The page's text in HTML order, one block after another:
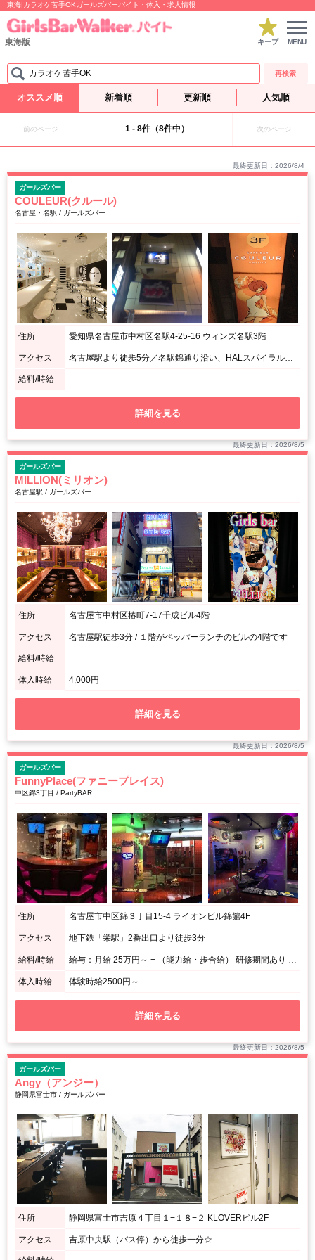
東海|カラオケ苦手OKガールズバーバイト・体入・求人情報
東海版 キープ MENU
カラオケ苦手OK 再検索
オススメ順 新着順 更新順 人気順
前のページ 1 - 8件（8件中） 次のページ
最終更新日：2026/8/4
ガールズバー
COULEUR(クルール)
名古屋・名駅 / ガールズバー
住所 愛知県名古屋市中村区名駅4-25-16 ウィンズ名駅3階
アクセス 名古屋駅より徒歩5分／名駅錦通り沿い、HALスパイラルよりすぐそば
給料/時給
詳細を見る
最終更新日：2026/8/5
ガールズバー
MILLION(ミリオン)
名古屋駅 / ガールズバー
住所 名古屋市中村区椿町7-17千成ビル4階
アクセス 名古屋駅徒歩3分 / １階がペッパーランチのビルの4階です
給料/時給
体入時給 4,000円
詳細を見る
最終更新日：2026/8/5
ガールズバー
FunnyPlace(ファニープレイス)
中区錦3丁目 / PartyBAR
住所 名古屋市中区錦３丁目15-4 ライオンビル錦館4F
アクセス 地下鉄「栄駅」2番出口より徒歩3分
給料/時給 給与：月給 25万円～ + （能力給・歩合給） 研修期間あり アルバイト時給：1,２00円～
体入時給 体験時給2500円～
詳細を見る
最終更新日：2026/8/5
ガールズバー
Angy（アンジー）
静岡県富士市 / ガールズバー
住所 静岡県富士市吉原４丁目１−１８−２ KLOVERビル2F
アクセス 吉原中央駅（バス停）から徒歩一分☆